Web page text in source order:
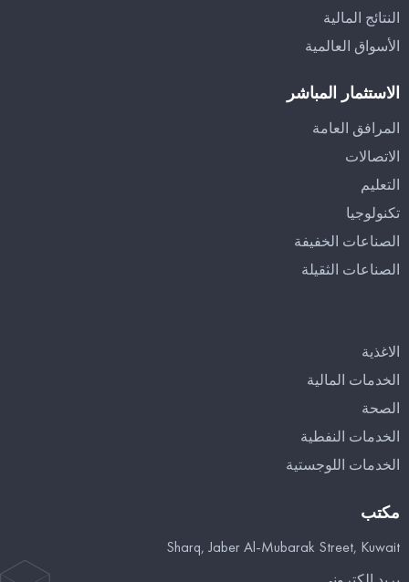
النتائج المالية
الأسواق العالمية
الاستثمار المباشر
المرافق العامة
الاتصالات
التعليم
تكنولوجيا
الصناعات الخفيفة
الصناعات الثقيلة
الاغذية
الخدمات المالية
الصحة
الخدمات النفطية
الخدمات اللوجستية
مكتب
Sharq, Jaber Al-Mubarak Street, Kuwait